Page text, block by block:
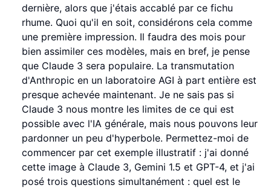
dernière, alors que j'étais accablé par ce fichu
rhume. Quoi qu'il en soit, considérons cela comme
une première impression. Il faudra des mois pour
bien assimiler ces modèles, mais en bref, je pense
que Claude 3 sera populaire. La transmutation
d'Anthropic en un laboratoire AGI à part entière est
presque achevée maintenant. Je ne sais pas si
Claude 3 nous montre les limites de ce qui est
possible avec l'IA générale, mais nous pouvons leur
pardonner un peu d'hyperbole. Permettez-moi de
commencer par cet exemple illustratif : j'ai donné
cette image à Claude 3, Gemini 1.5 et GPT-4, et j'ai
posé trois questions simultanément : quel est le